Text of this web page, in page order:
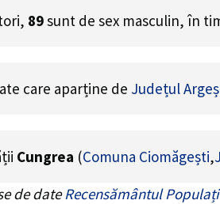
89sunt de sex masculin, în
care aparține de Județul Argeș
Cungrea (Comuna Ciomăgești,
de dateRecensământul